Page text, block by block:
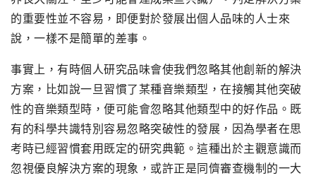
的重要性並不容易，即便對於發展出個人品味的人士來
說，一樣不是簡單的差事。
事實上，有時個人研究品味會使我們忽略其他創新的解決
方案，比如說一旦習慣了某種音樂類型，在接觸其他突破
性的音樂類型時，便可能會忽略其他類型中的好作品。既
有的科學共識特別容易忽略突破性的發展，因為學者在思
考時已經習慣套用既定的研究典範。這種出於主觀意識而
忽視優良解決方案的現象，或許正是同儕審查機制的一大